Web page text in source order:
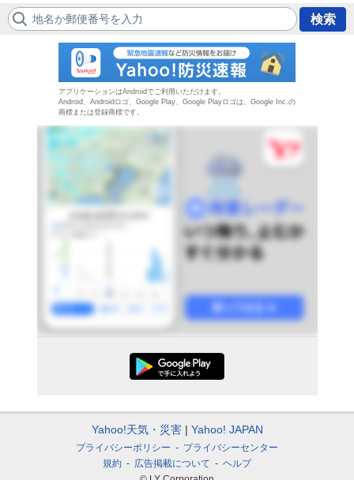
地名か郵便番号を入力 検索
アプリケーションはAndroidでご利用いただけます。
Android、Androidロゴ、Google Play、Google Playロゴは、Google Inc.の
商標または登録商標です。
Yahoo!天気・災害 Yahoo! JAPAN
プライバシーポリシー
プライバシーセンター
規約
広告掲載について
ヘルプ